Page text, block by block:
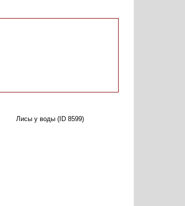
Лисы у воды (ID 8599)